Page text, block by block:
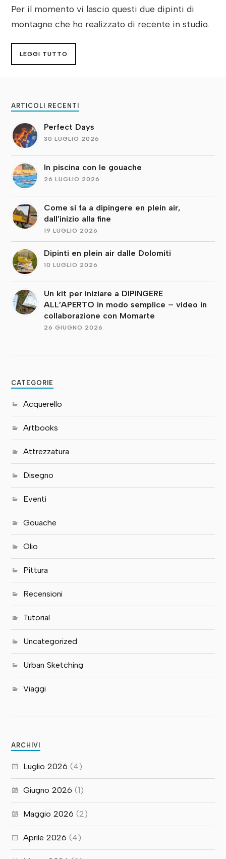
Per il momento vi lascio questi due dipinti di
montagne che ho realizzato di recente in studio.
LEGGI TUTTO
ARTICOLI RECENTI
Perfect Days
30 LUGLIO 2026
In piscina con le gouache
26 LUGLIO 2026
Come si fa a dipingere en plein air,
dall’inizio alla fine
19 LUGLIO 2026
Dipinti en plein air dalle Dolomiti
10 LUGLIO 2026
Un kit per iniziare a DIPINGERE
ALL’APERTO in modo semplice – video in
collaborazione con Momarte
26 GIUGNO 2026
CATEGORIE
Acquerello
Artbooks
Attrezzatura
Disegno
Eventi
Gouache
Olio
Pittura
Recensioni
Tutorial
Uncategorized
Urban Sketching
Viaggi
ARCHIVI
Luglio 2026 (4)
Giugno 2026 (1)
Maggio 2026 (2)
Aprile 2026 (4)